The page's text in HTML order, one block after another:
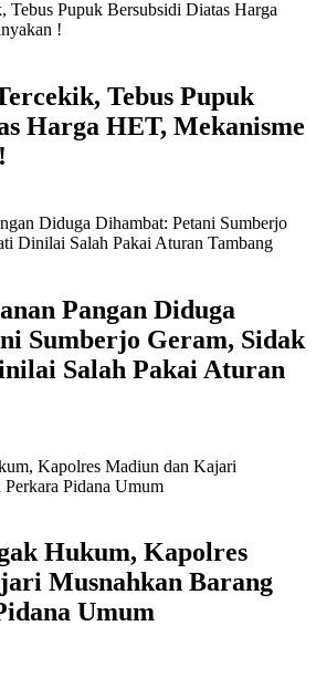
Tebus Pupuk
Harga HET, Mekanisme
Pangan Diduga
Sumberjo Geram, Sidak
Salah Pakai Aturan
Hukum, Kapolres
Musnahkan Barang
Umum